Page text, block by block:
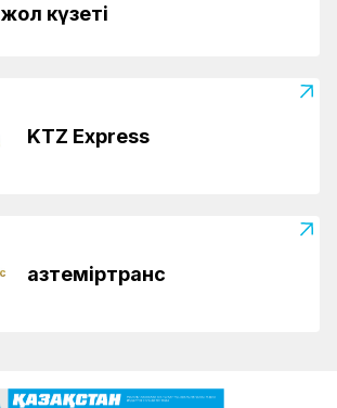
жол күзеті
KTZ Express
Қазтеміртранс